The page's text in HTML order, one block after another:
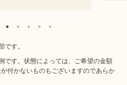
す。
です。状態によっては、ご希望の金額
付かないものもございますのであらか